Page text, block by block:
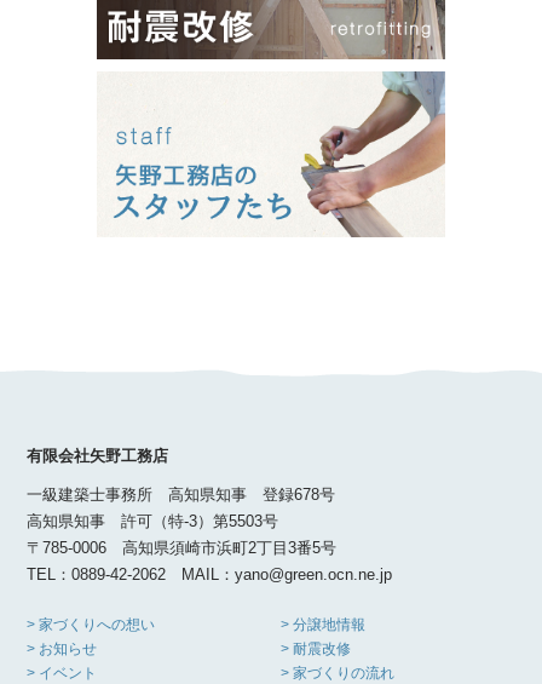
有限会社矢野工務店
一級建築士事務所 高知県知事 登録678号
高知県知事 許可（特-3）第5503号
〒785-0006 高知県須崎市浜町2丁目3番5号
TEL：0889-42-2062 MAIL：yano@green.ocn.ne.jp
> 家づくりへの想い
> お知らせ
> イベント
> 分譲地情報
> 耐震改修
> 家づくりの流れ